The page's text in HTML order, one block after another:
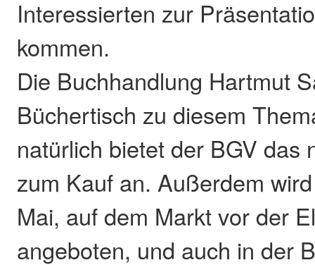
Interessierten zur
kommen.
Die Buchhandlung Hartmut
Büchertisch zu diesem
natürlich bietet der BGV das
zum Kauf an. Außerdem
Mai, auf dem Markt vor der
angeboten, und auch in der